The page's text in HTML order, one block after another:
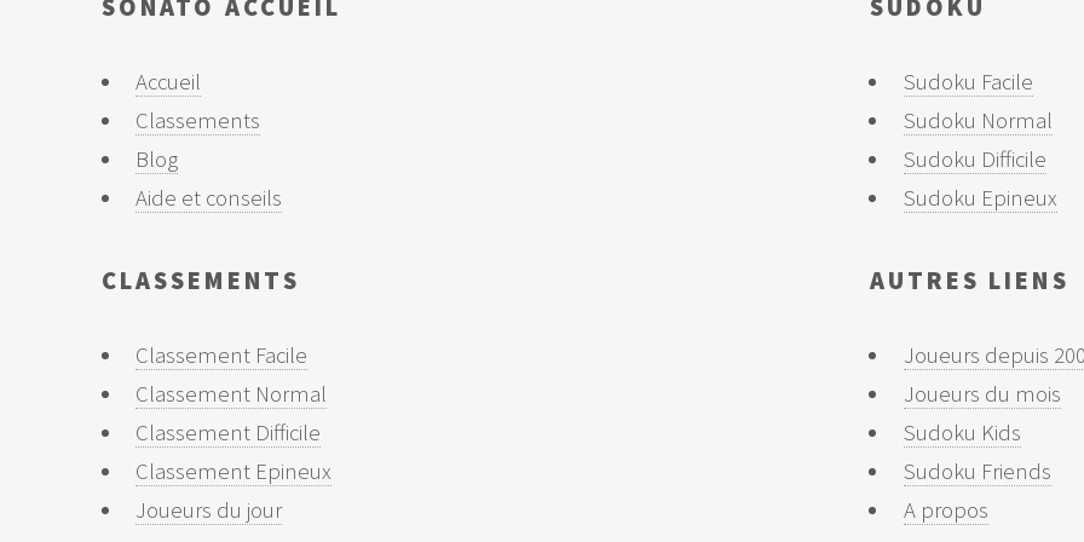
SONATO ACCUEIL
Accueil
Classements
Blog
Aide et conseils
SUDOKU
Sudoku Facile
Sudoku Normal
Sudoku Difficile
Sudoku Epineux
CLASSEMENTS
Classement Facile
Classement Normal
Classement Difficile
Classement Epineux
Joueurs du jour
AUTRES LIENS
Joueurs depuis
Joueurs du mois
Sudoku Kids
Sudoku Friends
A propos